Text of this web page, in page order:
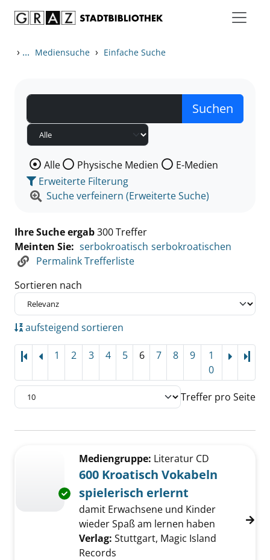
› ... Mediensuche › Einfache Suche
Wählen Sie die Medienart nach der Sie suchen wollen.
Alle Physische Medien
E-Medien
Erweiterte Filterung
Suche verfeinern (Erweiterte Suche)
Ihre Suche ergab300 Treffer
Meinten Sie: serbokroatisch serbokroatischen
Permalink Trefferliste
Sortieren nach
aufsteigend sortieren
1 2 3 4 5 6 7 8 9
1
0
Treffer pro Seite
Zu den Suchfiltern springen
Exemplar-Details von 600 Kroatisch
Mediengruppe: Literatur CD
600 Kroatisch Vokabeln
spielerisch erlernt
damit Erwachsene und Kinder
wieder Spaß am lernen haben
Suche nach diesem Verfasser
Verlag: Stuttgart, Magic Island
Records